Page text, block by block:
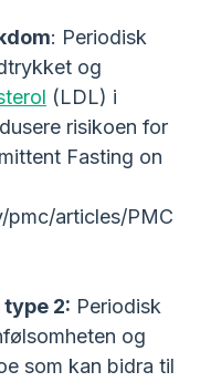
: Periodisk
og
(LDL) i
risikoen for
Fasting on
pmc/articles/PMC
type 2: Periodisk
og
som kan bidra til